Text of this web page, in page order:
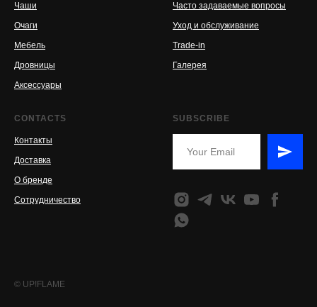
Чаши
Очаги
Мебель
Дровницы
Аксессуары
Часто задаваемые вопросы
Уход и обслуживание
Trade-in
Галерея
CONTACTS
Контакты
Доставка
О бренде
Сотрудничество
SUBSCRIBE
© UP!FLAME